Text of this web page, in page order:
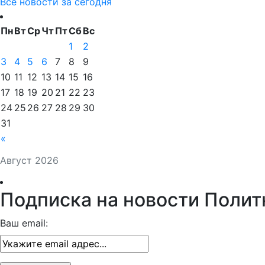
Август 2026
ПнВтСрЧтПтСбВс
«
1
2
3
4 5 6 7 8
9
10 11 12 13 14 15 16
17 18 19 20 21 22 23
24 25 26 27 28 29 30
31
Подписка на новости
Ваш email: